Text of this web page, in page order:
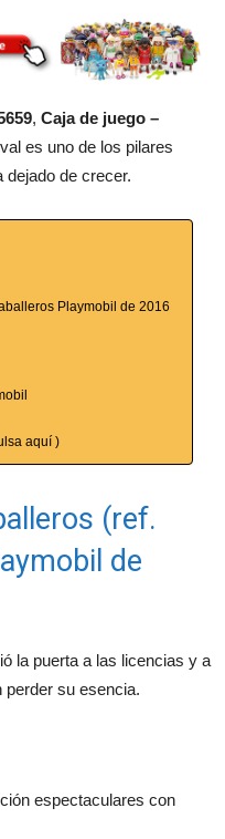
, Caja de juego –
es uno de los pilares
dejado de crecer.
Playmobil de 2016
aquí )
(ref.
de
la puerta a las licencias y a
su esencia.
espectaculares con